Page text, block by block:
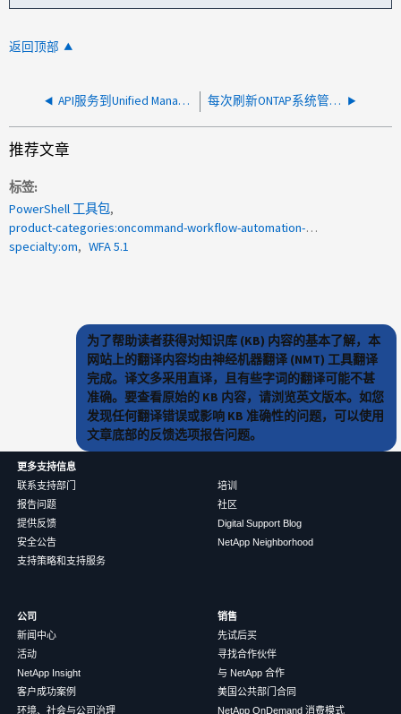
返回顶部
API服务到Unified Manager 9.7 REST API映射 每次刷新ONTAP系统管理器页面时都需要新登录名
推荐文章
标签
PowerShell 工具包
product-categories:oncommand-workflow-automation-wfa
specialty:om
WFA 5.1
为了帮助读者获得对知识库 (KB) 内容的基本了解，本
网站上的翻译内容均由神经机器翻译 (NMT) 工具翻译
完成。译文多采用直译，且有些字词的翻译可能不甚
准确。要查看原始的 KB 内容，请浏览英文版本。如您
发现任何翻译错误或影响 KB 准确性的问题，可以使用
文章底部的反馈选项报告问题。
更多支持信息
联系支持部门
报告问题
提供反馈
安全公告
支持策略和支持服务
培训
社区
Digital Support Blog
NetApp Neighborhood
公司
新闻中心
活动
NetApp Insight
客户成功案例
环境、社会与公司治理
销售
先试后买
寻找合作伙伴
与 NetApp 合作
美国公共部门合同
NetApp OnDemand 消费模式